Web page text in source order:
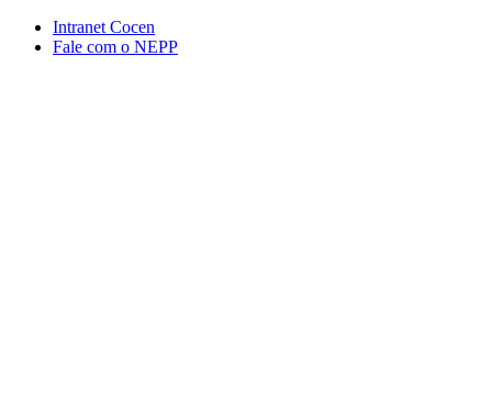
Conteúdo principal Menu principal
Intranet Cocen
Fale com o NEPP